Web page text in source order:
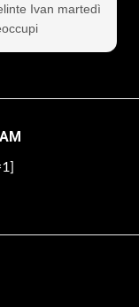
Ivan martedì